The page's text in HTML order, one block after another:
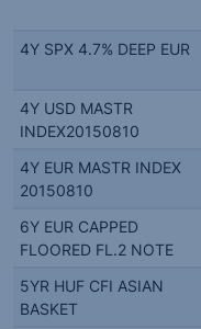
4Y SPX 4.7% DEEP EUR
4Y USD MASTR
INDEX20150810
4Y EUR MASTR INDEX
20150810
6Y EUR CAPPED
FLOORED FL.2 NOTE
5YR HUF CFI ASIAN
BASKET